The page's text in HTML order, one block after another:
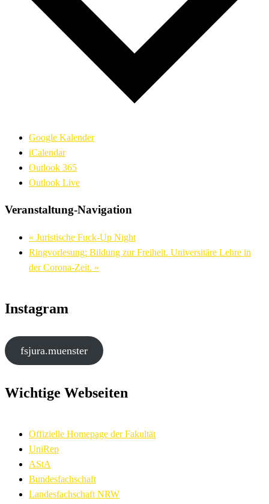
Google Kalender
iCalendar
Outlook 365
Outlook Live
Veranstaltung-Navigation
« Juristische Fuck-Up Night
Ringvorlesung: Bildung zur Freiheit. Universitäre Lehre in
der Corona-Zeit. »
Instagram
fsjura.muenster
Wichtige Webseiten
Offizielle Homepage der Fakultät
UniRep
AStA
Bundesfachschaft
Landesfachschaft NRW